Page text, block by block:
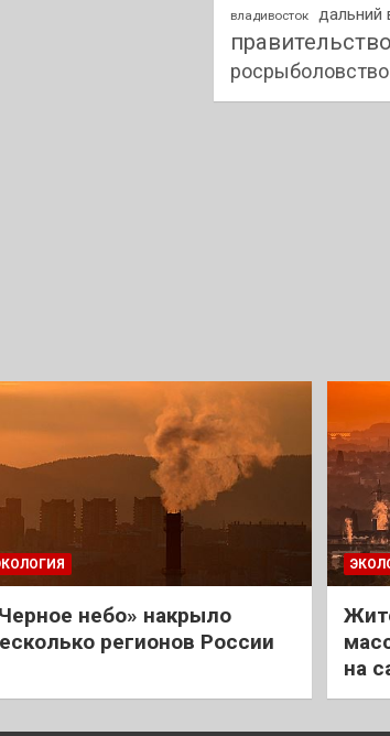
владивосток дальний
правительство
росрыболовство
небо» накрыло
регионов России
на